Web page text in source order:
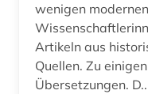
wenigen
Artikeln aus
Quellen. Zu
Übersetzungen.